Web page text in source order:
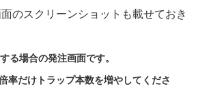
のスクリーンショットも載せておき
る場合の発注画面です。
率だけトラップ本数を増やしてくださ